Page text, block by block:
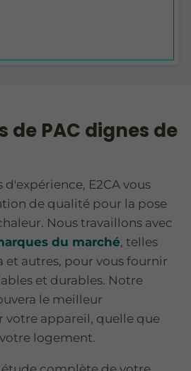
PAC dignes de
d'expérience, E2CA vous
de qualité pour la pose
Nous travaillons avec
du marché, telles
et autres, pour vous fournir
et durables. Notre
le meilleur
appareil, quelle que
logement.